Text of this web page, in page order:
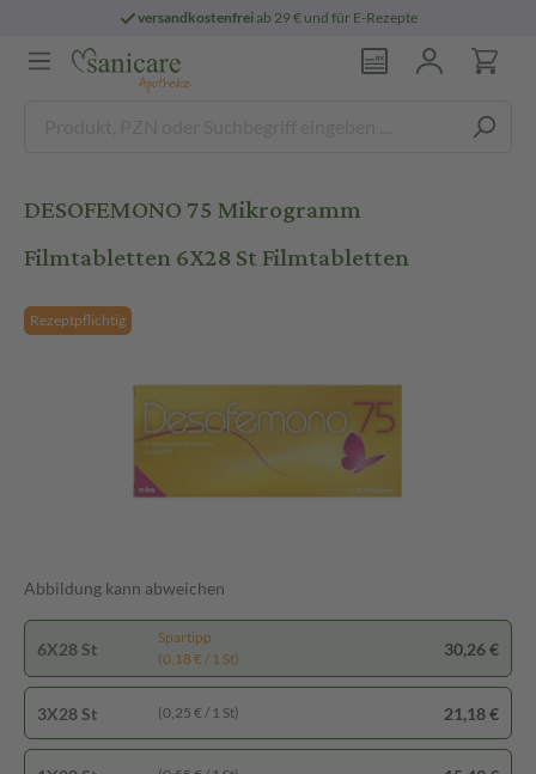
versandkostenfreiab 29 € und für E-Rezepte
DESOFEMONO 75 Mikrogramm
Filmtabletten 6X28 St Filmtabletten
Rezeptpflichtig
Abbildung kann abweichen
6X28 St
Spartipp
(0,18 € / 1 St)
30,26 €
3X28 St (0,25 € / 1 St) 21,18 €